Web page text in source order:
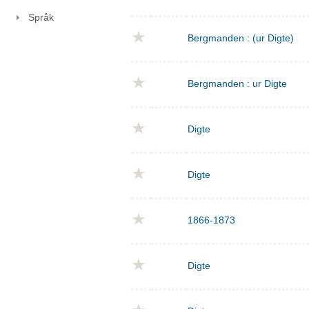
Språk
Bergmanden : (ur Digte)
Bergmanden : ur Digte
Digte
Digte
1866-1873
Digte